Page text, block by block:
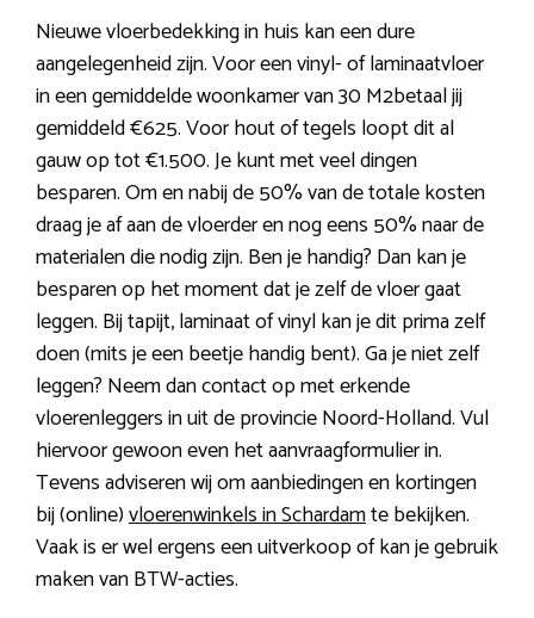
Nieuwe vloerbedekking in huis kan een dure
aangelegenheid zijn. Voor een vinyl- of laminaatvloer
in een gemiddelde woonkamer van 30 M2betaal jij
gemiddeld €625. Voor hout of tegels loopt dit al
gauw op tot €1.500. Je kunt met veel dingen
besparen. Om en nabij de 50% van de totale kosten
draag je af aan de vloerder en nog eens 50% naar de
materialen die nodig zijn. Ben je handig? Dan kan je
besparen op het moment dat je zelf de vloer gaat
leggen. Bij tapijt, laminaat of vinyl kan je dit prima zelf
doen (mits je een beetje handig bent). Ga je niet zelf
leggen? Neem dan contact op met erkende
vloerenleggers in uit de provincie Noord-Holland. Vul
hiervoor gewoon even het aanvraagformulier in.
Tevens adviseren wij om aanbiedingen en kortingen
bij (online)vloerenwinkels in Schardamte bekijken.
Vaak is er wel ergens een uitverkoop of kan je gebruik
maken van BTW-acties.